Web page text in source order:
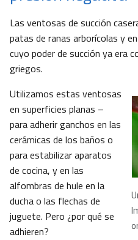
Las ventosas de succión
patas de ranas arborícolas y
cuyo poder de succión ya era
griegos.
Utilizamos estas ventosas
en superficies planas –
para adherir ganchos en las
cerámicas de los baños o
para estabilizar aparatos
de cocina, y en las
alfombras de hule en la
ducha o las flechas de
juguete. Pero ¿por qué se
adhieren?